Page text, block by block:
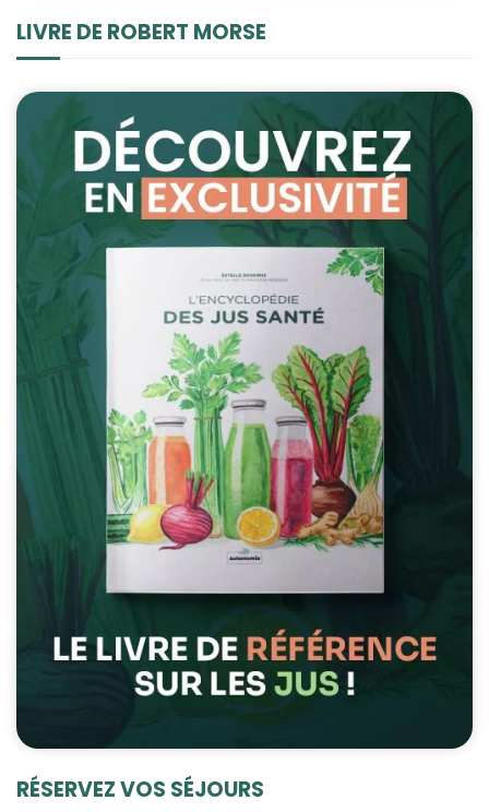
LIVRE DE ROBERT MORSE
RÉSERVEZ VOS SÉJOURS